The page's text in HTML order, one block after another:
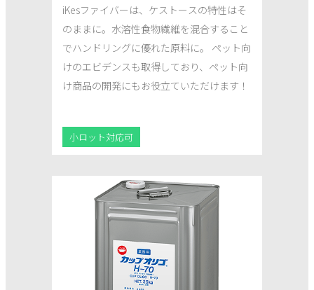
iKesファイバーは、ケストースの特性はそ
のままに。水溶性食物繊維を混合すること
でハンドリングに優れた原料に。 ペット向
けのエビデンスも取得しており、ペット向
け商品の開発にもお役立ていただけます！
小ロット対応可